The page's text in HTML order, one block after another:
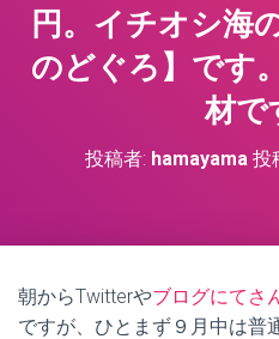
円。イチオシ海
のどぐろ】です
材で
投稿者: hamayama 投
朝からTwitterやブログにてさ
ですが、ひとまず９月中は普